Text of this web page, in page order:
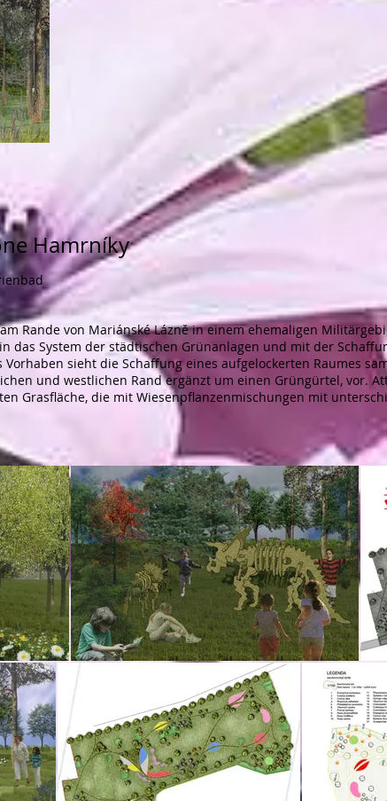
Hamrníky
Rande von Mariánské Lázně in einem ehemaligen
das System der städtischen Grünanlagen und mit der
Vorhaben sieht die Schaffung eines aufgelockerten Raumes
und westlichen Rand ergänzt um einen Grüngürtel, vor.
Grasfläche, die mit Wiesenpflanzenmischungen mit